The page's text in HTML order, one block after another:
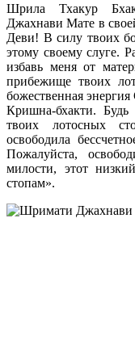
Шрила Тхакур
Джахнави Мате в
Деви! В силу твоих
этому своему слуге.
избавь меня от
прибежище твоих
божественная
Кришна-бхакти.
твоих лотосных
освободила
Пожалуйста,
милости, этот
стопам».